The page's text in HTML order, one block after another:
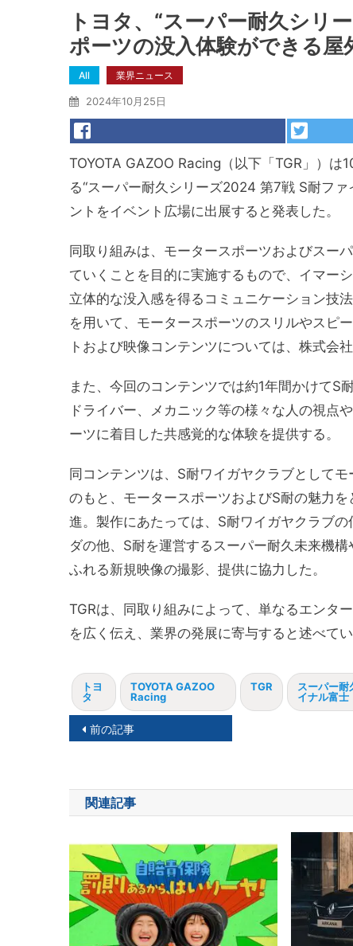
トヨタ、“スーパー耐久シリ
ポーツの没入体験ができる
All 業界ニュース
2024年10月25日
TOYOTA GAZOO Racing（以下「TGR」）
る“スーパー耐久シリーズ2024 第7戦 S耐フ
ントをイベント広場に出展すると発表した。
同取り組みは、モータースポーツおよびスー
ていくことを目的に実施するもので、イマー
立体的な没入感を得るコミュニケーション技
を用いて、モータースポーツのスリルやスピ
トおよび映像コンテンツについては、株式会
また、今回のコンテンツでは約1年間かけてS
ドライバー、メカニック等の様々な人の視点
ーツに着目した共感覚的な体験を提供する。
同コンテンツは、S耐ワイガヤクラブとして
のもと、モータースポーツおよびS耐の魅力
進。製作にあたっては、S耐ワイガヤクラブ
ダの他、S耐を運営するスーパー耐久未来機
ふれる新規映像の撮影、提供に協力した。
TGRは、同取り組みによって、単なるエンタ
を広く伝え、業界の発展に寄与すると述べてい
トヨ
タ
TOYOTA GAZOO
Racing
TGR
スーパー
イナル富士
投
ナ
ビ
ゲ
ー
シ
前の記事
関連記事